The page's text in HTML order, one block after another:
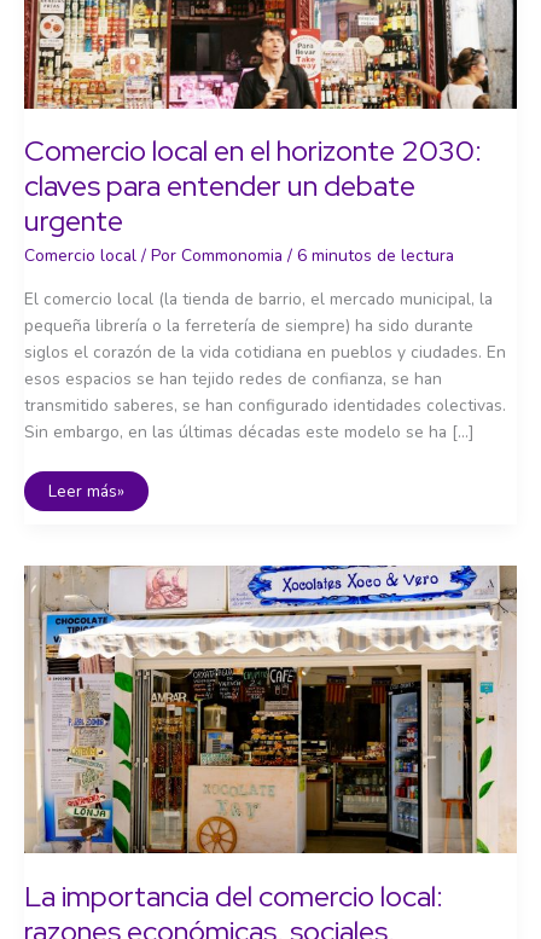
Comercio local en el horizonte 2030:
claves para entender un debate
urgente
Comercio local / Por Commonomia / 6 minutos de lectura
El comercio local (la tienda de barrio, el mercado municipal, la
pequeña librería o la ferretería de siempre) ha sido durante
siglos el corazón de la vida cotidiana en pueblos y ciudades. En
esos espacios se han tejido redes de confianza, se han
transmitido saberes, se han configurado identidades colectivas.
Sin embargo, en las últimas décadas este modelo se ha […]
Comercio
local
2030:
claves
para
entender
un
debate
urgente
Leer más»
La importancia del comercio local:
razones económicas, sociales,